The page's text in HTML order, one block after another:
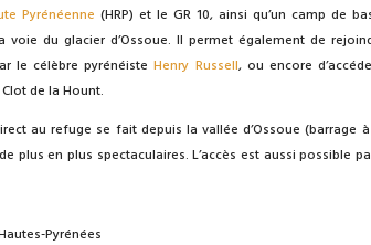
Pyrénéenne (HRP) et le GR 10, ainsi qu’un camp de
voie du glacier d’Ossoue. Il permet également de
le célèbre pyrénéisteHenry Russell, ou encore
de la Hount.
au refuge se fait depuis la vallée d’Ossoue (barrage
plus en plus spectaculaires. L’accès est aussi possible
Pyrénées